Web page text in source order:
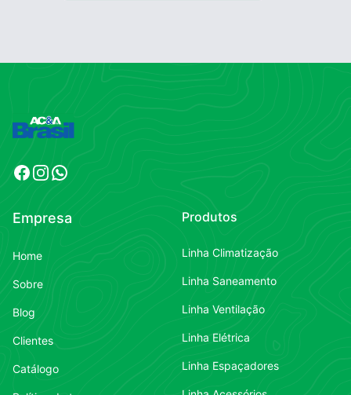
Facebook
Instagram
WhatsApp
Empresa
Home
Sobre
Blog
Clientes
Catálogo
Produtos
Linha Climatização
Linha Saneamento
Linha Ventilação
Linha Elétrica
Linha Espaçadores